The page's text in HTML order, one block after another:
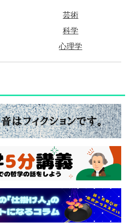
芸術
科学
心理学